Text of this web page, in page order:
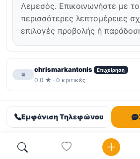
Λεμεσός. Επικοινωνήστε με
περισσότερες λεπτομέρειες
επιλογές προβολής ή
chrismarkantonis Επιχείρηση
0.0 ★ · 0 κριτικές
Εμφάνιση Τηλεφώνου